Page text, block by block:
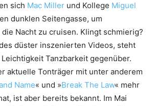
sich Mac Miller und Kollege Miguel
dunklen Seitengasse, um
Nacht zu cruisen. Klingt schmierig?
düster inszenierten Videos, steht
Tanzbarkeit gegenüber.
aktuelle Tonträger mit unter anderem
Name« und »Break The Law« mehr
ist aber bereits bekannt. Im Mai